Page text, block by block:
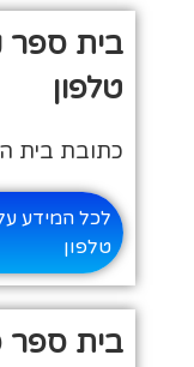
בית ספר
טלפון
כתובת בית
לכל המידע על
טלפון
בית ספר